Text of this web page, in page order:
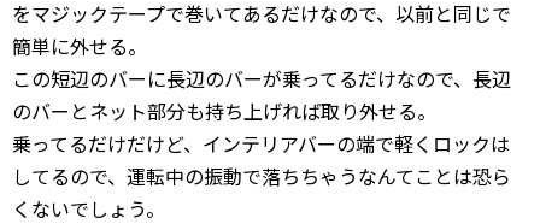
をマジックテープで巻いてあるだけなので、以前と同じで
簡単に外せる。
この短辺のバーに長辺のバーが乗ってるだけなので、長辺
のバーとネット部分も持ち上げれば取り外せる。
乗ってるだけだけど、インテリアバーの端で軽くロックは
してるので、運転中の振動で落ちちゃうなんてことは恐ら
くないでしょう。